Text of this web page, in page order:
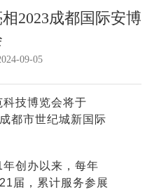
2023成都国际安博
09-05
技博览会将于
都市世纪城新国际
创办以来，每年
届，累计服务参展